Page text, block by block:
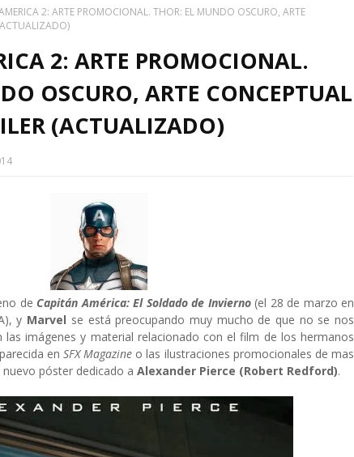
2: ARTE PROMOCIONAL. THOR: EL MUNDO OSCURO, ARTE
2: ARTE PROMOCIONAL.
OSCURO, ARTE CONCEPTUAL
(ACTUALIZADO)
de Capitán América: El Soldado de Invierno (el 28 de marzo en
y Marvel se está preocupando muy mucho de que no se nos
las imágenes y material relacionado con el film de los hermanos
en SFX Magazine o las ilustraciones promocionales de mas
nuevo póster dedicado a Alexander Pierce (Robert Redford).